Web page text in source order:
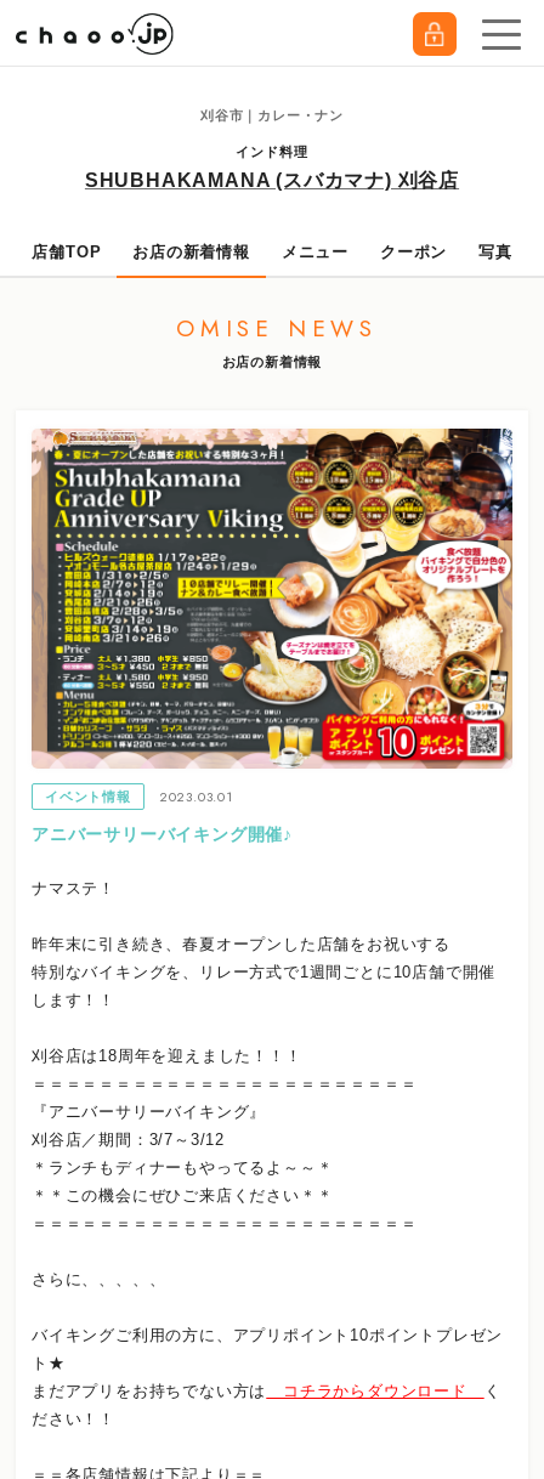
刈谷市｜カレー・ナン
インド料理
SHUBHAKAMANA (スバカマナ) 刈谷店
店舗TOP お店の新着情報 メニュー クーポン 写真
OMISE NEWS
お店の新着情報
イベント情報
2023.03.01
アニバーサリーバイキング開催♪
ナマステ！
昨年末に引き続き、春夏オープンした店舗をお祝いする
特別なバイキングを、リレー方式で1週間ごとに10店舗で開催
します！！
刈谷店は18周年を迎えました！！！
＝＝＝＝＝＝＝＝＝＝＝＝＝＝＝＝＝＝＝＝＝＝＝
『アニバーサリーバイキング』
刈谷店／期間：3/7～3/12
＊ランチもディナーもやってるよ～～＊
＊＊この機会にぜひご来店ください＊＊
＝＝＝＝＝＝＝＝＝＝＝＝＝＝＝＝＝＝＝＝＝＝＝
さらに、、、、、
バイキングご利用の方に、アプリポイント10ポイントプレゼン
ト★
まだアプリをお持ちでない方は
コチラからダウンロード
く
ださい！！
＝＝各店舗情報は下記より＝＝